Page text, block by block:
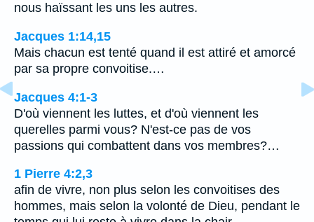
nous haïssant les uns les autres.
Jacques 1:14,15
Mais chacun est tenté quand il est attiré et amorcé
par sa propre convoitise.…
Jacques 4:1-3
D'où viennent les luttes, et d'où viennent les
querelles parmi vous? N'est-ce pas de vos
passions qui combattent dans vos membres?…
1 Pierre 4:2,3
afin de vivre, non plus selon les convoitises des
hommes, mais selon la volonté de Dieu, pendant le